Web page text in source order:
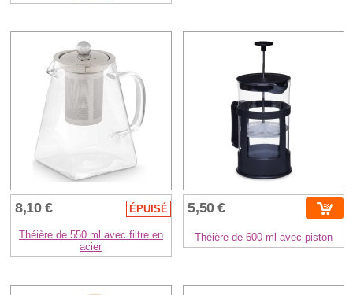
8,10 € ÉPUISÉ
Théière de 550 ml avec filtre en
acier
5,50 €
Théière de 600 ml avec piston